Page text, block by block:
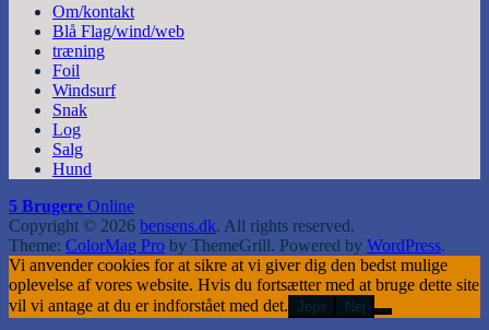
Om/kontakt
Blå Flag/wind/web
træning
Foil
Windsurf
Snak
Log
Salg
Hund
5 Brugere Online
Copyright © 2026 bensens.dk. All rights reserved.
Theme: ColorMag Pro by ThemeGrill. Powered by WordPress.
Vi anvender cookies for at sikre at vi giver dig den bedst mulige
oplevelse af vores website. Hvis du fortsætter med at bruge dette site
vil vi antage at du er indforstået med det. Jeps Nej